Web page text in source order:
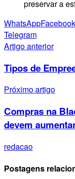
preservar a
WhatsAppFacebook
Telegram
Artigo anterior
Tipos de
Próximo artigo
Compras na
devem
redacao
Postagens